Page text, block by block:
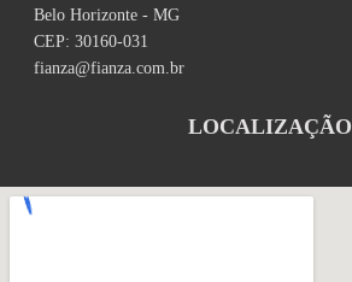
Belo Horizonte - MG
CEP: 30160-031
fianza@fianza.com.br
LOCALIZAÇÃO